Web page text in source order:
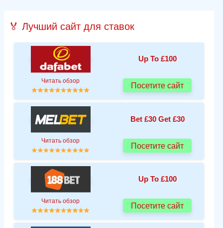
🏅 Лучший сайт для ставок
Up To £100
Читать обзор
Посетите сайт
Bet £30 Get £30
Читать обзор
Посетите сайт
Up To £100
Читать обзор
Посетите сайт